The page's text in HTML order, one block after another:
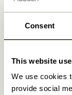
Consent
This website
We use cookies
provide social
SPOTLIGHT A/S
Solrød Byvej 15,